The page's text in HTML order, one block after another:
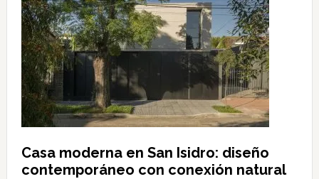
Casa moderna en San Isidro: diseño
contemporáneo con conexión natural